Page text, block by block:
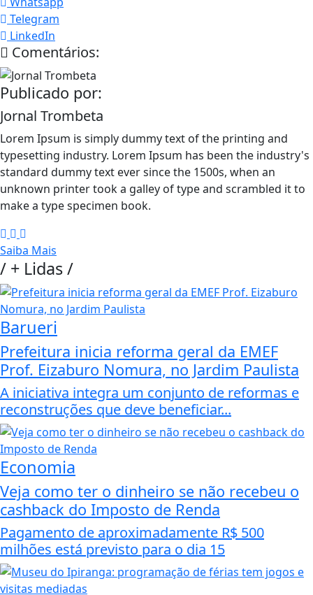
Telegram
LinkedIn
Comentários:
Publicado por:
Jornal Trombeta
Lorem Ipsum is simply dummy text of the printing and
typesetting industry. Lorem Ipsum has been the industry's
standard dummy text ever since the 1500s, when an
unknown printer took a galley of type and scrambled it to
make a type specimen book.
Saiba Mais
/ + Lidas/
Barueri
Prefeitura inicia reforma geral da EMEF
Prof. Eizaburo Nomura, no Jardim Paulista
A iniciativa integra um conjunto de reformas e
reconstruções que deve beneficiar...
Economia
Veja como ter o dinheiro se não recebeu o
cashback do Imposto de Renda
Pagamento de aproximadamente R$ 500
milhões está previsto para o dia 15